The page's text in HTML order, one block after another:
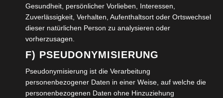
die in mindestens drei Aufnahmen erreicht werden
können, zweimal sechs Punkte, d.h. sechs Kugeln einer
Mannschaft liegen pro Aufnahme am nächsten an der
Holzkugel, dann entscheidet in der dritten Runde der
Gnadenwurf, also nur noch eine Kugel muß nun näher
sein als die anderen. Dies ist aber bei den
Stadtgrabenbouler noch nie vorgekommen, da sogar
Gesundheit, persönlicher Vorlieben, Interessen,
Zuverlässigkeit, Verhalten, Aufenthaltsort oder Ortswechsel
dieser natürlichen Person zu analysieren oder
vorherzusagen.
F) PSEUDONYMISIERUNG
Pseudonymisierung ist die Verarbeitung
personenbezogener Daten in einer Weise, auf welche die
personenbezogenen Daten ohne Hinzuziehung